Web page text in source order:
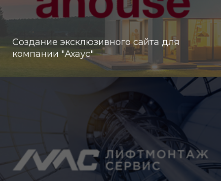
Создание эксклюзивного сайта для
компании "Ахаус"